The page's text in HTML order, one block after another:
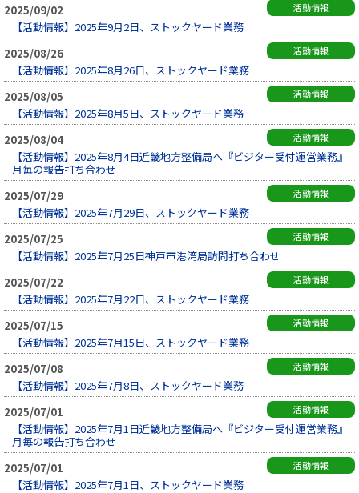
2025/09/02
活動情報
【活動情報】2025年9月2日、ストックヤード業務
2025/08/26
活動情報
【活動情報】2025年8月26日、ストックヤード業務
2025/08/05
活動情報
【活動情報】2025年8月5日、ストックヤード業務
2025/08/04
活動情報
【活動情報】2025年8月4日近畿地方整備局へ『ビジター受付運営業務』
月毎の報告打ち合わせ
2025/07/29
活動情報
【活動情報】2025年7月29日、ストックヤード業務
2025/07/25
活動情報
【活動情報】2025年7月25日神戸市港湾局訪問打ち合わせ
2025/07/22
活動情報
【活動情報】2025年7月22日、ストックヤード業務
2025/07/15
活動情報
【活動情報】2025年7月15日、ストックヤード業務
2025/07/08
活動情報
【活動情報】2025年7月8日、ストックヤード業務
2025/07/01
活動情報
【活動情報】2025年7月1日近畿地方整備局へ『ビジター受付運営業務』
月毎の報告打ち合わせ
2025/07/01
活動情報
【活動情報】2025年7月1日、ストックヤード業務